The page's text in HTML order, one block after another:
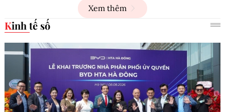
Xem thêm
Kinh tế số